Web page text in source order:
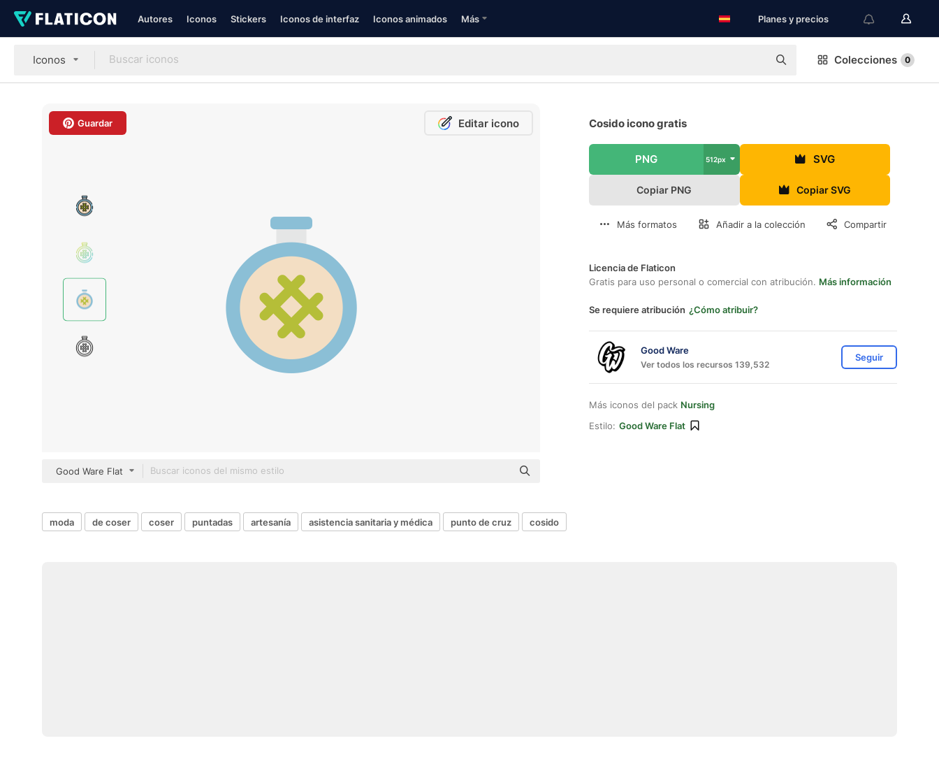
Autores Iconos Stickers Iconos de interfaz Iconos animados Más Planes y precios
Iconos Colecciones 0
Guardar Editar icono
Good Ware Flat
Cosido icono gratis
PNG 512px SVG
Copiar PNG Copiar SVG
Más formatos Añadir a la colección Compartir
Licencia de Flaticon
Gratis para uso personal o comercial con atribución. Más información
Se requiere atribución ¿Cómo atribuir?
Good Ware
Ver todos los recursos 139,532
Seguir
Más iconos del pack Nursing
Estilo: Good Ware Flat
moda de coser coser puntadas artesanía asistencia sanitaria y médica punto de cruz cosido